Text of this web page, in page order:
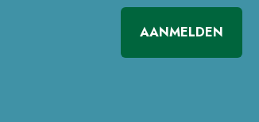
AANMELDEN